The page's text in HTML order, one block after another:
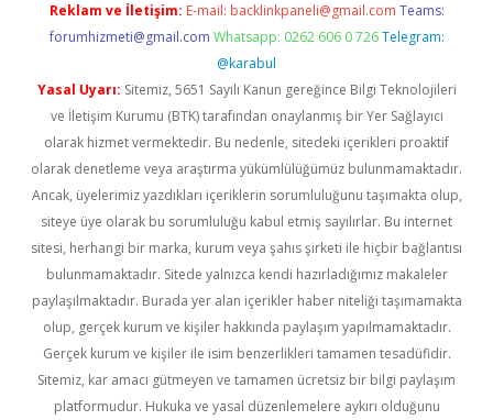
Reklam ve İletişim: E-mail: backlinkpaneli@gmail.com Teams:
forumhizmeti@gmail.com Whatsapp: 0262 606 0 726 Telegram:
@karabul
Yasal Uyarı: Sitemiz, 5651 Sayılı Kanun gereğince Bilgi Teknolojileri
ve İletişim Kurumu (BTK) tarafından onaylanmış bir Yer Sağlayıcı
olarak hizmet vermektedir. Bu nedenle, sitedeki içerikleri proaktif
olarak denetleme veya araştırma yükümlülüğümüz bulunmamaktadır.
Ancak, üyelerimiz yazdıkları içeriklerin sorumluluğunu taşımakta olup,
siteye üye olarak bu sorumluluğu kabul etmiş sayılırlar. Bu internet
sitesi, herhangi bir marka, kurum veya şahıs şirketi ile hiçbir bağlantısı
bulunmamaktadır. Sitede yalnızca kendi hazırladığımız makaleler
paylaşılmaktadır. Burada yer alan içerikler haber niteliği taşımamakta
olup, gerçek kurum ve kişiler hakkında paylaşım yapılmamaktadır.
Gerçek kurum ve kişiler ile isim benzerlikleri tamamen tesadüfidir.
Sitemiz, kar amacı gütmeyen ve tamamen ücretsiz bir bilgi paylaşım
platformudur. Hukuka ve yasal düzenlemelere aykırı olduğunu